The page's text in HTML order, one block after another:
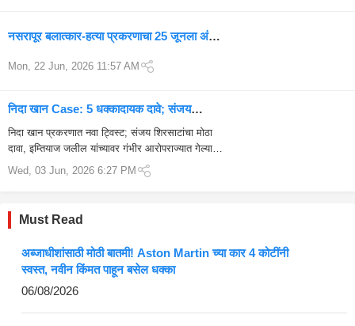
नसरापूर बलात्कार-हत्या प्रकरणाचा 25 जूनला अंतिम
लक्ष
Mon, 22 Jun, 2026 11:57 AM
निदा खान Case: 5 धक्कादायक दावे; संजय
शिरसाटांनी इम्तियाज जलील यांच्यावर गंभीर आरोप
निदा खान प्रकरणात नवा ट्विस्ट; संजय शिरसाटांचा मोठा
दावा, इम्तियाज जलील यांच्यावर गंभीर आरोपराज्यात गेल्या
काही महिन्यांपासून चर्चेत असलेल्या निदा...
Wed, 03 Jun, 2026 6:27 PM
Must Read
अब्जाधीशांसाठी मोठी बातमी! Aston Martin च्या कार 4 कोटींनी
स्वस्त, नवीन किंमत पाहून बसेल धक्का
06/08/2026